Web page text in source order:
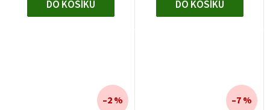
DO KOŠÍKU DO KOŠÍKU
–2 % –7 %